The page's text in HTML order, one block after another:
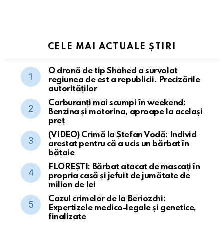
CELE MAI ACTUALE ȘTIRI
O dronă de tip Shahed a survolat
regiunea de est a republicii. Precizările
autorităților
Carburanți mai scumpi în weekend:
Benzina și motorina, aproape la același
preț
(VIDEO) Crimă la Ștefan Vodă: Individ
arestat pentru că a ucis un bărbat în
bătaie
FLOREȘTI: Bărbat atacat de mascați în
propria casă și jefuit de jumătate de
milion de lei
Cazul crimelor de la Beriozchi:
Expertizele medico-legale și genetice,
finalizate